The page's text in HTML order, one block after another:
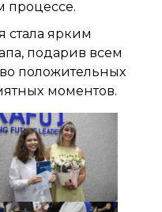
процессе.
стала ярким
подарив всем
положительных
моментов.